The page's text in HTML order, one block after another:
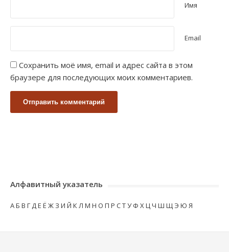
Имя
Email
Сохранить моё имя, email и адрес сайта в этом
браузере для последующих моих комментариев.
Алфавитный указатель
АБ В ГДЕ Ё Ж З И Й КЛ М Н О П Р СТУ Ф ХЦЧ Ш Щ Э Ю Я